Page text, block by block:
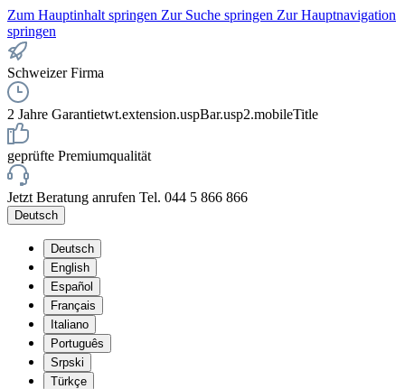
Zum Hauptinhalt springen Zur Suche springen Zur Hauptnavigation
springen
Schweizer Firma
2 Jahre Garantietwt.extension.uspBar.usp2.mobileTitle
geprüfte Premiumqualität
Jetzt Beratung anrufen Tel. 044 5 866 866
Deutsch
Deutsch
English
Español
Français
Italiano
Português
Srpski
Türkçe